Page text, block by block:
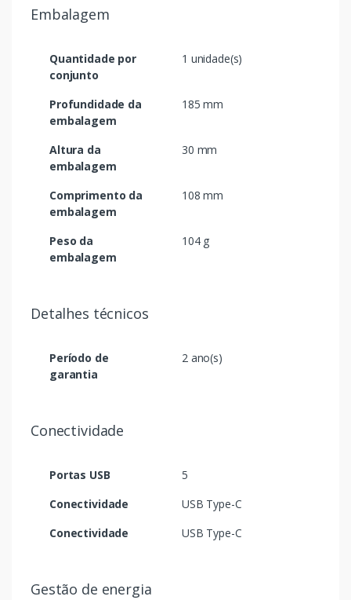
Embalagem
Quantidade por
conjunto
1 unidade(s)
Profundidade da
embalagem
185 mm
Altura da
embalagem
30 mm
Comprimento da
embalagem
108 mm
Peso da
embalagem
104 g
Detalhes técnicos
Período de
garantia
2 ano(s)
Conectividade
Portas USB
5
Conectividade
USB Type-C
Conectividade
USB Type-C
Gestão de energia